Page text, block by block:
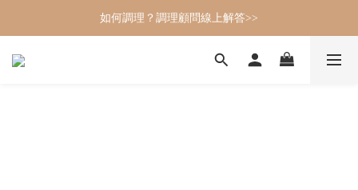
如何調理？調理顧問線上解答>>